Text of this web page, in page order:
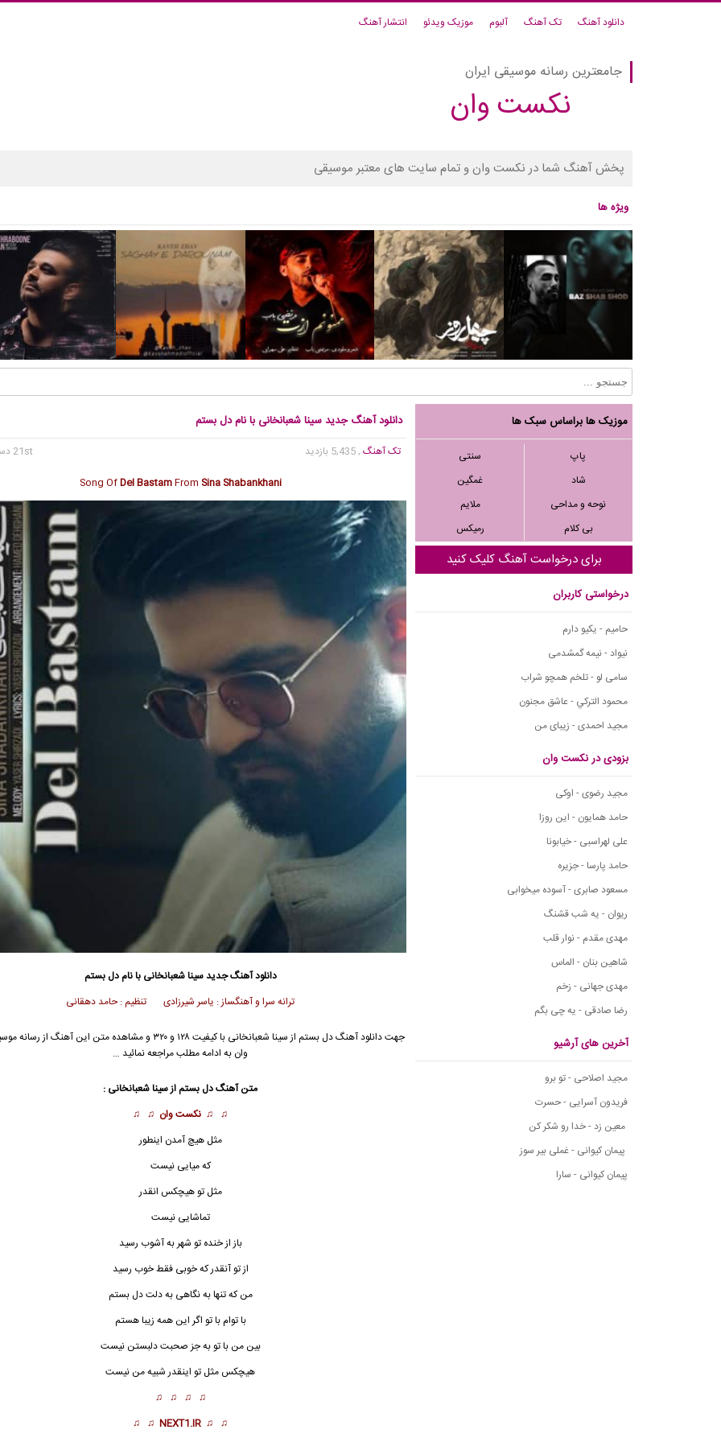
دانلود آهنگ تک آهنگ آلبوم موزیک ویدئو انتشار آهنگ
جامعترین رسانه موسیقی ایران
نکست وان
پخش آهنگ شما در نکست وان و تمام سایت های معتبر موسیقی
ویژه ها
موزیک ها براساس سبک ها
پاپ
سنتی
شاد
غمگین
نوحه و مداحی
ملایم
بی کلام
رمیکس
برای درخواست آهنگ کلیک کنید
درخواستی کاربران
حامیم - یکیو دارم
نیواد - نیمه گمشدمی
سامی لو - تلخم همچو شراب
محمود التركي - عاشق مجنون
مجید احمدی - زیبای من
بزودی در نکست وان
مجید رضوی - اوکی
حامد همایون - این روزا
علی لهراسبی - خیابونا
حامد پارسا - جزیره
مسعود صابری - آسوده میخوابی
ریوان - یه شب قشنگ
مهدی مقدم - نوار قلب
شاهین بنان - الماس
مهدی جهانی - زخم
رضا صادقی - یه چی بگم
آخرین های آرشیو
مجید اصلاحی - تو برو
فریدون آسرایی - حسرت
معین زد - خدا رو شکر کن
پیمان کیوانی - غملی بیر سوز
پیمان کیوانی - سارا
دانلود آهنگ جدید سینا شعبانخانی با نام دل بستم
تک آهنگ, 5,435 بازدید
21st دسامبر 2019
Song OfDel BastamFrom Sina Shabankhani
دانلود آهنگ جدیدسینا شعبانخانی با نام دل بستم
ترانه سرا و آهنگساز : یاسر شیرزادی تنظیم : حامد دهقانی
جهت دانلود آهنگ دل بستم از سینا شعبانخانی با کیفیت ۱۲۸ و ۳۲۰ و مشاهده متن این
وان به ادامه مطلب مراجعه نمائید …
متن آهنگ دل بستم از سینا شعبانخانی :
♫ ♫ نکست وان ♫ ♫
مثل هیچ آمدن اینطور
که میایی نیست
مثل تو هیچکس انقدر
تماشایی نیست
باز از خنده تو شهر به آشوب رسید
از تو آنقدر که خوبی فقط خوب رسید
من که تنها به نگاهی به دلتدل بستم
با توام با تو اگر این همه زیبا هستم
بین من با تو به جز صحبت دلبستن نیست
هیچکس مثل تو اینقدر شبیه من نیست
♫ ♫ ♫ ♫
♫ ♫
NEXT1.IR
♫ ♫